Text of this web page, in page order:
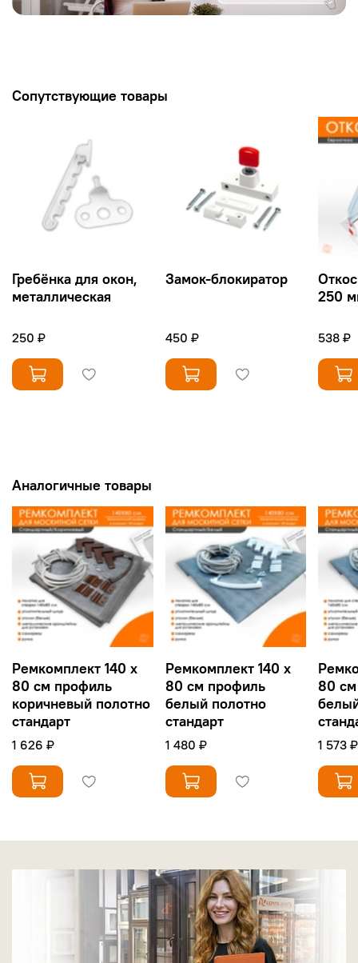
Сопутствующие товары
Гребёнка для окон,
металлическая
250 ₽
Замок-блокиратор
450 ₽
250
538 ₽
Аналогичные товары
Ремкомплект 140 х
80 см профиль
коричневый полотно
стандарт
1 626 ₽
Ремкомплект 140 х
80 см профиль
белый полотно
стандарт
1 480 ₽
80
1 573 ₽